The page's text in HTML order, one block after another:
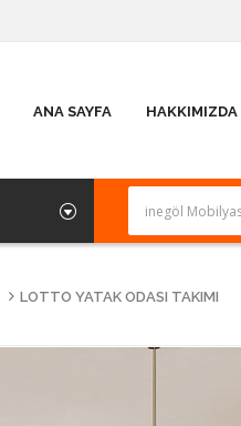
ANA SAYFA HAKKIMIZDA
LOTTO YATAK ODASI TAKIMI